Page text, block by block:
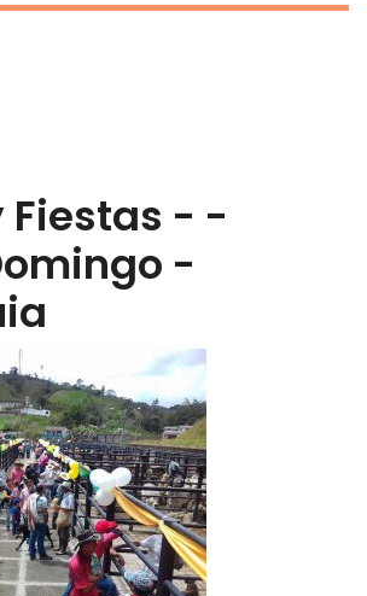
Fiestas - -
-